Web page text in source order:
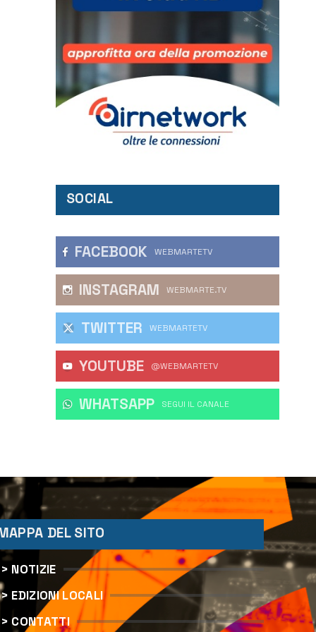
SOCIAL
FACEBOOK WEBMARTETV
INSTAGRAM WEBMARTE.TV
TWITTER WEBMARTETV
YOUTUBE @WEBMARTETV
WHATSAPP ‎SEGUI IL CANALE
DEL SITO
> NOTIZIE
> EDIZIONI LOCALI
> CONTATTI